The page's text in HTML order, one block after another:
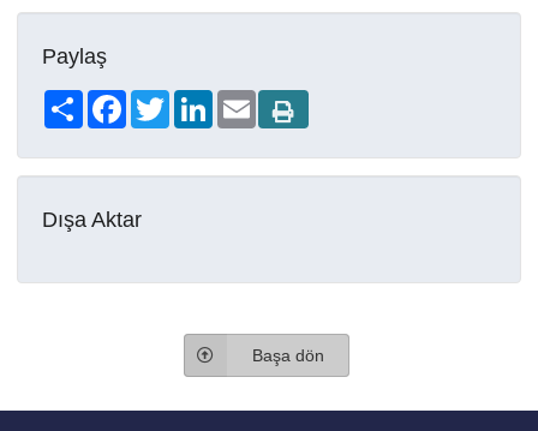
Paylaş
Share FacebookTwitterLinkedIn
Email
Dışa Aktar
Başa dön